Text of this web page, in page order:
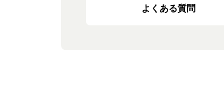
よくある質問